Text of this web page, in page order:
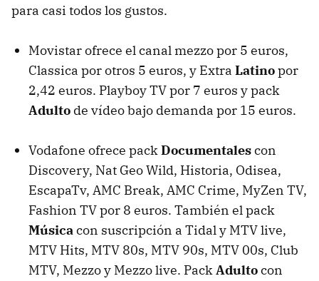
para casi todos los gustos.
Movistar ofrece el canal mezzo por 5 euros,
Classica por otros 5 euros, y Extra Latinopor
2,42 euros. Playboy TV por 7 euros y pack
Adulto de vídeo bajo demanda por 15 euros.
Vodafone ofrece packDocumentalescon
Discovery, Nat Geo Wild, Historia, Odisea,
EscapaTv, AMC Break, AMC Crime, MyZen TV,
Fashion TV por 8 euros. También el pack
Músicacon suscripción a Tidal y MTV live,
MTV Hits, MTV 80s, MTV 90s, MTV 00s, Club
MTV, Mezzo y Mezzo live. PackAdultocon